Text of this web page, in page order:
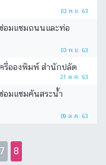
03 พ.ย. 63
อมแซมถนนและท่อ
03 พ.ย. 63
รื่อองพิมพ์ สำนักปลัด
21 ต.ค. 63
อมแซมคันสระน้ำ
09 ต.ค. 63
7 8